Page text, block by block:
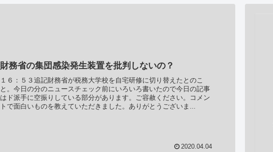
財務省の集団感染発生装置を批判しないの？
１６：５３追記財務省が税務大学校を自宅研修に切り替えたとのこ
と。今日の分のニュースチェック前にいろいろ書いたので今日の記事
はド派手に空振りしている部分があります。ご容赦ください。コメン
トで面白いものを教えていただきました。ありがとうございま...
2020.04.04